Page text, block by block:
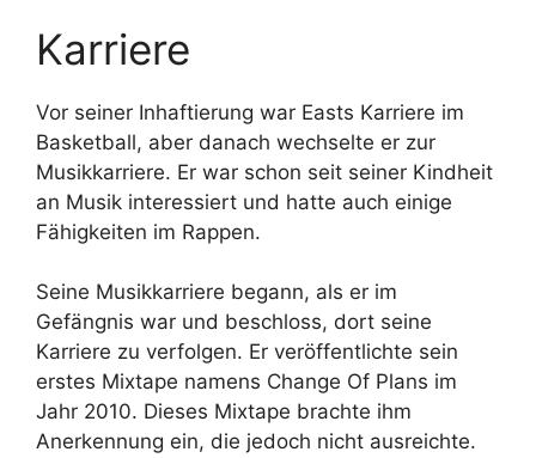
Karriere
Vor seiner Inhaftierung war Easts Karriere im
Basketball, aber danach wechselte er zur
Musikkarriere. Er war schon seit seiner Kindheit
an Musik interessiert und hatte auch einige
Fähigkeiten im Rappen.
Seine Musikkarriere begann, als er im
Gefängnis war und beschloss, dort seine
Karriere zu verfolgen. Er veröffentlichte sein
erstes Mixtape namens Change Of Plans im
Jahr 2010. Dieses Mixtape brachte ihm
Anerkennung ein, die jedoch nicht ausreichte.